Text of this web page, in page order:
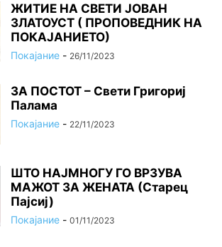
ЖИТИЕ НА СВЕТИ ЈОВАН
ЗЛАТОУСТ ( ПРОПОВЕДНИК НА
ПОКАЈАНИЕТО)
Покајание - 26/11/2023
ЗА ПОСТОТ – Свети Григориј
Палама
Покајание - 22/11/2023
ШТО НАЈМНОГУ ГО ВРЗУВА
МАЖОТ ЗА ЖЕНАТА (Старец
Пајсиј)
Покајание - 01/11/2023